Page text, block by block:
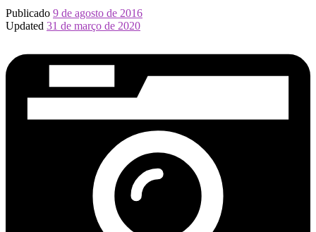
Publicado 9 de agosto de 2016
Updated 31 de março de 2020